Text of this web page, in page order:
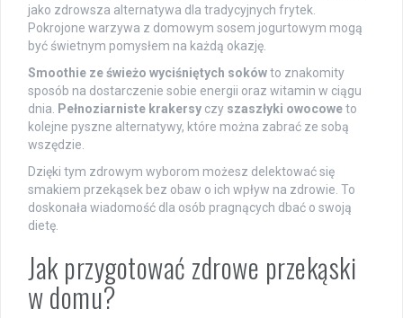
jako zdrowsza alternatywa dla tradycyjnych frytek.
Pokrojone warzywa z domowym sosem jogurtowym mogą
być świetnym pomysłem na każdą okazję.
Smoothie ze świeżo wyciśniętych sokówto znakomity
sposób na dostarczenie sobie energii oraz witamin w ciągu
dnia.
Pełnoziarniste krakersy czy szaszłyki owocoweto
kolejne pyszne alternatywy, które można zabrać ze sobą
wszędzie.
Dzięki tym zdrowym wyborom możesz delektować się
smakiem przekąsek bez obaw o ich wpływ na zdrowie. To
doskonała wiadomość dla osób pragnących dbać o swoją
dietę.
Jak przygotować zdrowe przekąski
w domu?